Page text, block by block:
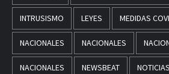
INTRUSISMO LEYES MEDIDAS
NACIONALES NACIONALES
NACIONALES NEWSBEAT NOTICIAS